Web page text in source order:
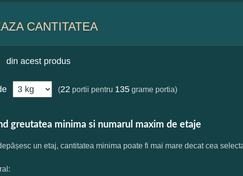
CANTITATEA
din acest produs
(22 portii pentru 135 grame portia)
greutatea minima si numarul maxim de etaje
un etaj, cantitatea minima poate fi mai mare decat cea